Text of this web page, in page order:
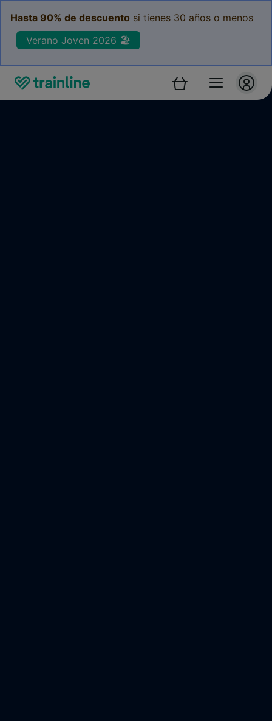
Hasta 90% de descuento si tienes 30 años o menos
Verano Joven 2026 🏖️